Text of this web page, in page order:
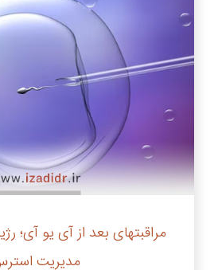
مراقبتهای بعد از آی یو آی؛
مدیریت